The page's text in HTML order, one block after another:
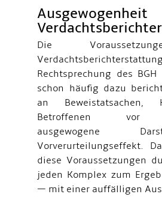
Die
Rechtsprechung des
schon häufig dazu
an Beweistatsachen,
Betroffenen vor
ausgewogene
Vorverurteilungseffekt.
diese Voraussetzungen
jeden Komplex zum
— mit einer auffälligen